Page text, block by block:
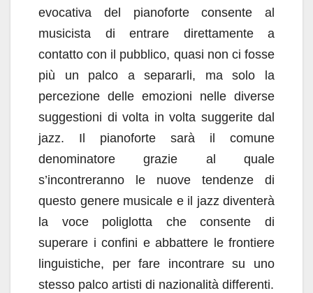
evocativa del pianoforte consente al
musicista di entrare direttamente a
contatto con il pubblico, quasi non ci fosse
più un palco a separarli, ma solo la
percezione delle emozioni nelle diverse
suggestioni di volta in volta suggerite dal
jazz. Il pianoforte sarà il comune
denominatore grazie al quale
s’incontreranno le nuove tendenze di
questo genere musicale e il jazz diventerà
la voce poliglotta che consente di
superare i confini e abbattere le frontiere
linguistiche, per fare incontrare su uno
stesso palco artisti di nazionalità differenti.